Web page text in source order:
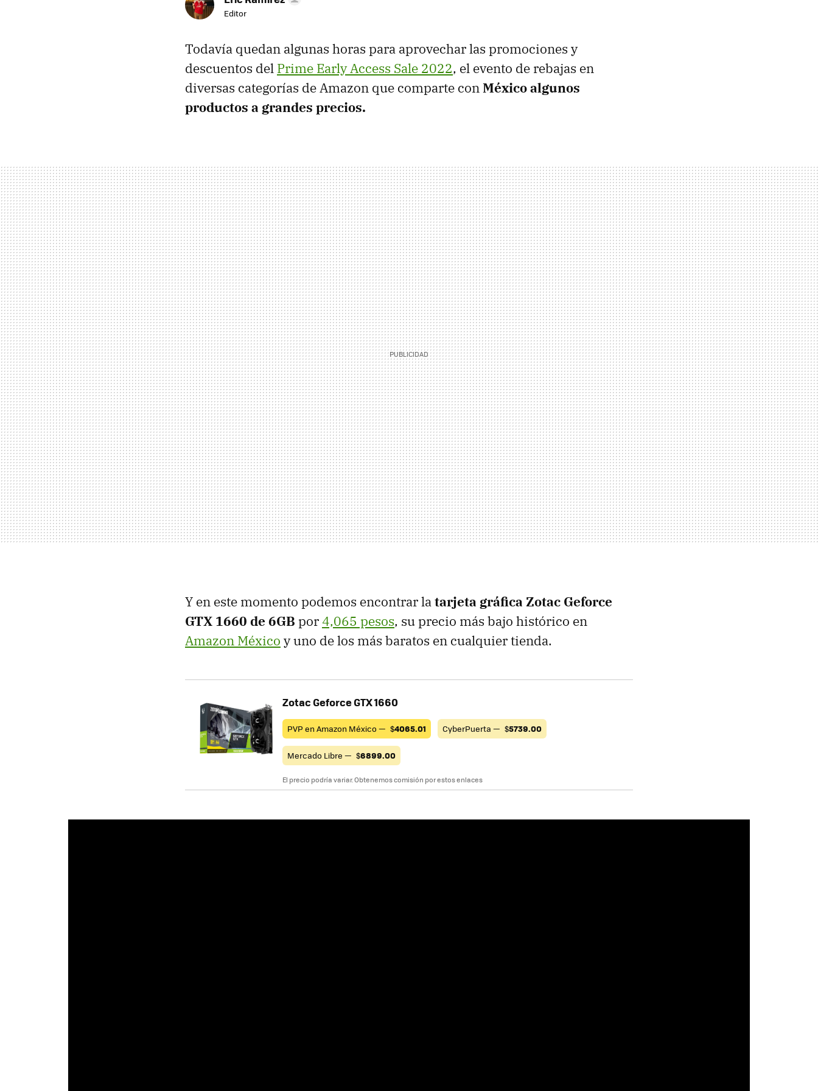
Editor
Todavía quedan algunas horas para aprovechar las promociones y
descuentos del Prime Early Access Sale 2022, el evento de rebajas en
diversas categorías de Amazon que comparte conMéxico algunos
productos a grandes precios.
Y en este momento podemos encontrar latarjeta gráfica Zotac Geforce
GTX 1660 de 6GB por4,065 pesos, su precio más bajo histórico en
Amazon México y uno de los más baratos en cualquier tienda.
Zotac Geforce GTX 1660
PVP en Amazon México — $4065.01 CyberPuerta — $5739.00
Mercado Libre — $6899.00
El precio podría variar. Obtenemos comisión por estos enlaces